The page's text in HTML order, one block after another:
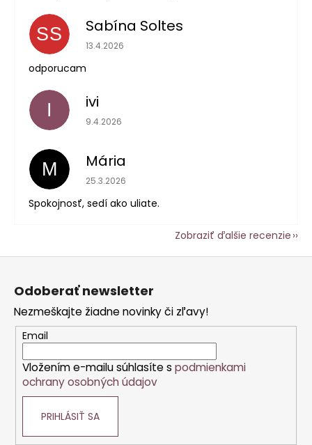
SS Sabína Soltes
Hodnotenie obchodu je 5 z 5 hviezdičiek.
13.4.2026
odporucam
I ivi
Hodnotenie obchodu je 5 z 5 hviezdičiek.
9.4.2026
M Mária
Hodnotenie obchodu je 5 z 5 hviezdičiek.
25.3.2026
Spokojnosť, sedí ako uliate.
Zobraziť ďalšie recenzie
Z
Odoberať newsletter
Nezmeškajte žiadne novinky či zľavy!
Email
Vložením e-mailu súhlasíte s podmienkami
ochrany osobných údajov
PRIHLÁSIŤ SA